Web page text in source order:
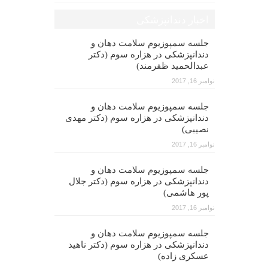
جلسه سمپوزیوم سلامت دهان و
دندانپزشکی در هزاره سوم (دکتر
عبدالحمید ظفرمند)
نوامبر 16, 2017
جلسه سمپوزیوم سلامت دهان و
دندانپزشکی در هزاره سوم (دکتر مهدی
نصیبی)
نوامبر 16, 2017
جلسه سمپوزیوم سلامت دهان و
دندانپزشکی در هزاره سوم (دکتر جلال
پور هاشمی)
نوامبر 16, 2017
جلسه سمپوزیوم سلامت دهان و
دندانپزشکی در هزاره سوم (دکتر ناهید
عسکری زاده)